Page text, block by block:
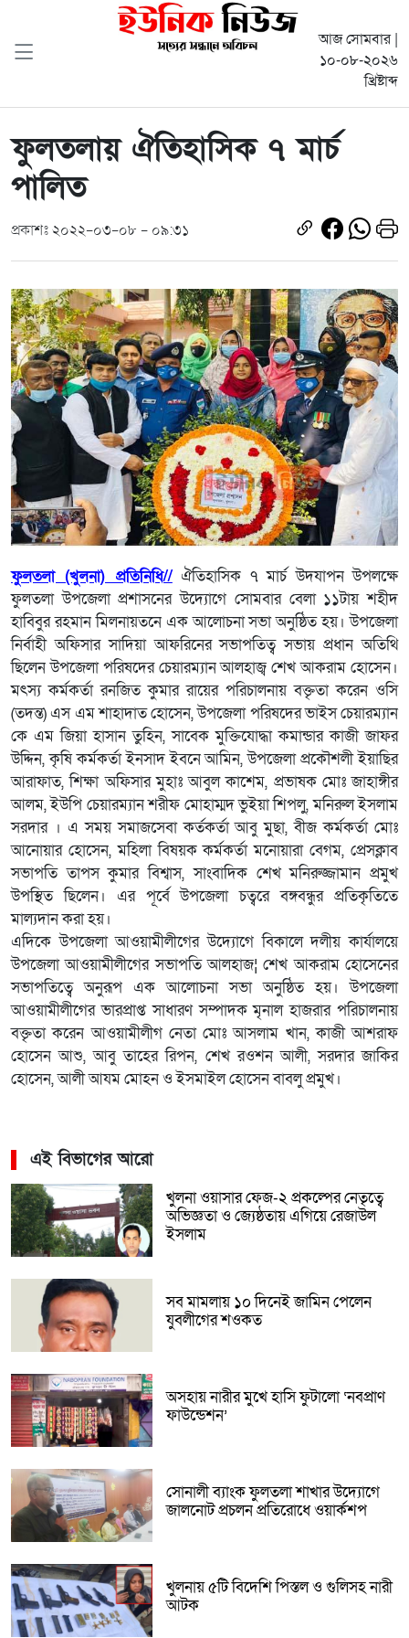
আজ সোমবার |
১০-০৮-২০২৬
খ্রিষ্টাব্দ
ফুলতলায় ঐতিহাসিক ৭ মার্চ
পালিত
প্রকাশঃ ২০২২-০৩-০৮ - ০৯:৩১
ফুলতলা (খুলনা) প্রতিনিধি//ঐতিহাসিক ৭ মার্চ উদযাপন উপলক্ষে
ফুলতলা উপজেলা প্রশাসনের উদ্যোগে সোমবার বেলা ১১টায় শহীদ
হাবিবুর রহমান মিলনায়তনে এক আলোচনা সভা অনুষ্ঠিত হয়। উপজেলা
নির্বাহী অফিসার সাদিয়া আফরিনের সভাপতিত্ব সভায় প্রধান অতিথি
ছিলেন উপজেলা পরিষদের চেয়ারম্যান আলহাজ্ব শেখ আকরাম হোসেন।
মৎস্য কর্মকর্তা রনজিত কুমার রায়ের পরিচালনায় বক্তৃতা করেন ওসি
(তদন্ত) এস এম শাহাদাত হোসেন, উপজেলা পরিষদের ভাইস চেয়ারম্যান
কে এম জিয়া হাসান তুহিন, সাবেক মুক্তিযোদ্ধা কমান্ডার কাজী জাফর
উদ্দিন, কৃষি কর্মকর্তা ইনসাদ ইবনে আমিন, উপজেলা প্রকৌশলী ইয়াছির
আরাফাত, শিক্ষা অফিসার মুহাঃ আবুল কাশেম, প্রভাষক মোঃ জাহাঙ্গীর
আলম, ইউপি চেয়ারম্যান শরীফ মোহাম্মদ ভুইয়া শিপলু, মনিরুল ইসলাম
সরদার । এ সময় সমাজসেবা কর্তকর্তা আবু মুছা, বীজ কর্মকর্তা মোঃ
আনোয়ার হোসেন, মহিলা বিষয়ক কর্মকর্তা মনোয়ারা বেগম, প্রেসক্লাব
সভাপতি তাপস কুমার বিশ্বাস, সাংবাদিক শেখ মনিরুজ্জামান প্রমুখ
উপস্থিত ছিলেন। এর পূর্বে উপজেলা চত্বরে বঙ্গবন্ধুর প্রতিকৃতিতে
মাল্যদান করা হয়।
এদিকে উপজেলা আওয়ামীলীগের উদ্যোগে বিকালে দলীয় কার্যালয়ে
উপজেলা আওয়ামীলীগের সভাপতি আলহাজ¦ শেখ আকরাম হোসেনের
সভাপতিত্বে অনুরূপ এক আলোচনা সভা অনুষ্ঠিত হয়। উপজেলা
আওয়ামীলীগের ভারপ্রাপ্ত সাধারণ সম্পাদক মৃনাল হাজরার পরিচালনায়
বক্তৃতা করেন আওয়ামীলীগ নেতা মোঃ আসলাম খান, কাজী আশরাফ
হোসেন আশু, আবু তাহের রিপন, শেখ রওশন আলী, সরদার জাকির
হোসেন, আলী আযম মোহন ও ইসমাইল হোসেন বাবলু প্রমুখ।
এই বিভাগের আরো
খুলনা ওয়াসার ফেজ-২ প্রকল্পের নেতৃত্বে
অভিজ্ঞতা ও জ্যেষ্ঠতায় এগিয়ে রেজাউল
ইসলাম
সব মামলায় ১০ দিনেই জামিন পেলেন
যুবলীগের শওকত
অসহায় নারীর মুখে হাসি ফুটালো ‘নবপ্রাণ
ফাউন্ডেশন’
সোনালী ব্যাংক ফুলতলা শাখার উদ্যোগে
জালনোট প্রচলন প্রতিরোধে ওয়ার্কশপ
খুলনায় ৫টি বিদেশি পিস্তল ও গুলিসহ নারী
আটক